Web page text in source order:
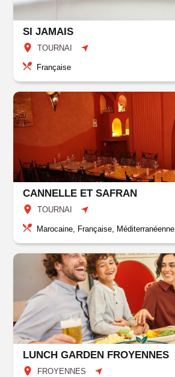
SI JAMAIS
TOURNAI
Française
CANNELLE ET SAFRAN
TOURNAI
Marocaine, Française, Méditerranéenne
LUNCH GARDEN FROYENNES
FROYENNES